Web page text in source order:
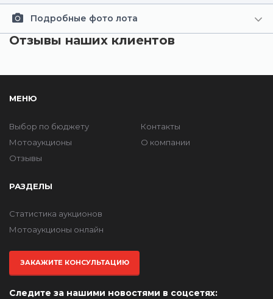
Подробные фото лота
Отзывы наших клиентов
МЕНЮ
Выбор по бюджету
Мотоаукционы
Отзывы
Контакты
О компании
РАЗДЕЛЫ
Статистика аукционов
Мотоаукционы онлайн
ЗАКАЖИТЕ КОНСУЛЬТАЦИЮ
Следите за нашими новостями в соцсетях: